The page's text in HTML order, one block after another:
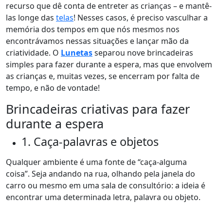
recurso que dê conta de entreter as crianças – e mantê-
las longe das telas! Nesses casos, é preciso vasculhar a
memória dos tempos em que nós mesmos nos
encontrávamos nessas situações e lançar mão da
criatividade. O Lunetasseparou nove brincadeiras
simples para fazer durante a espera, mas que envolvem
as crianças e, muitas vezes, se encerram por falta de
tempo, e não de vontade!
Brincadeiras criativas para fazer
durante a espera
1. Caça-palavras e objetos
Qualquer ambiente é uma fonte de “caça-alguma
coisa”. Seja andando na rua, olhando pela janela do
carro ou mesmo em uma sala de consultório: a ideia é
encontrar uma determinada letra, palavra ou objeto.